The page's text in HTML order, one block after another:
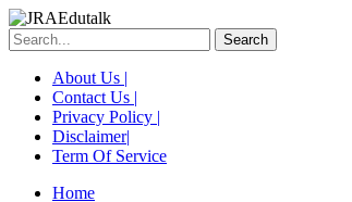
Skip
to
content
Search
About Us |
Contact Us |
Privacy Policy |
Disclaimer|
Term Of Service
Home